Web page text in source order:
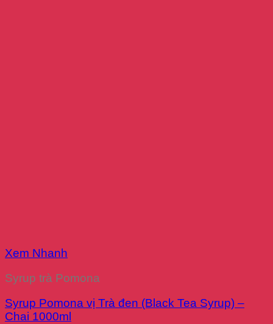
Xem Nhanh
Syrup trà Pomona
Syrup Pomona vị Trà đen (Black Tea Syrup) –
Chai 1000ml